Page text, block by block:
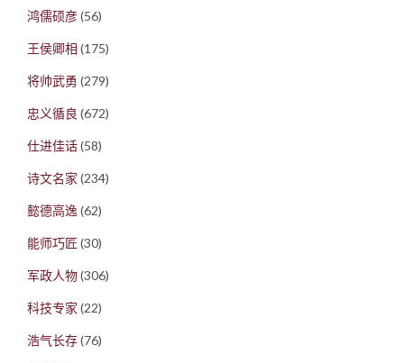
鸿儒硕彦(56)
王侯卿相 (175)
将帅武勇 (279)
忠义循良 (672)
仕进佳话(58)
诗文名家 (234)
懿德高逸(62)
能师巧匠 (30)
军政人物(306)
科技专家 (22)
浩气长存(76)